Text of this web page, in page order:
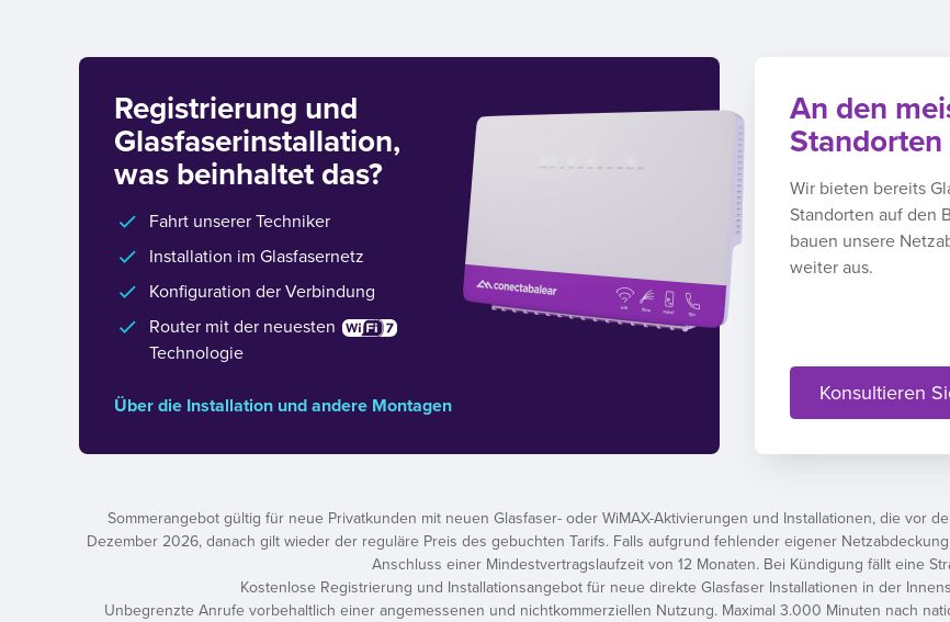
Registrierung und
Glasfaserinstallation,
was beinhaltet das?
Fahrt unserer Techniker
Installation im Glasfasernetz
Konfiguration der Verbindung
Router mit der neuesten
Technologie
Über die Installation und andere Montagen
An den
Wir bieten bereits
Standorten auf den
bauen unsere
weiter aus.
Konsultieren
Sommerangebot gültig für neue Privatkunden mit neuen Glasfaser- oder WiMAX-Aktivierungen und Installationen, die vor
Dezember 2026, danach gilt wieder der reguläre Preis des gebuchten Tarifs. Falls aufgrund fehlender eigener
Anschluss einer Mindestvertragslaufzeit von 12 Monaten. Bei Kündigung fällt eine
Kostenlose Registrierung und Installationsangebot für neue direkte Glasfaser Installationen in der
Unbegrenzte Anrufe vorbehaltlich einer angemessenen und nichtkommerziellen Nutzung. Maximal 3.000 Minuten nach